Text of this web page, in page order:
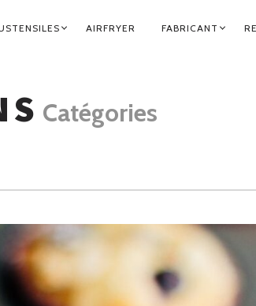
AIRFRYER FABRICANT
Catégories